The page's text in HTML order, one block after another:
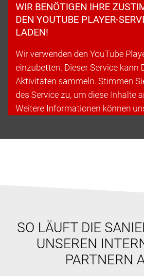
WIR BENÖTIGEN IHRE
DEN YOUTUBE PLAYER-
LADEN!
Wir verwenden den YouTube
einzubetten. Dieser Service kann
Aktivitäten sammeln. Stimmen
des Service zu, um diese Inhalte
Weitere Informationen können
SO LÄUFT DIE
UNSEREN
PARTNERN